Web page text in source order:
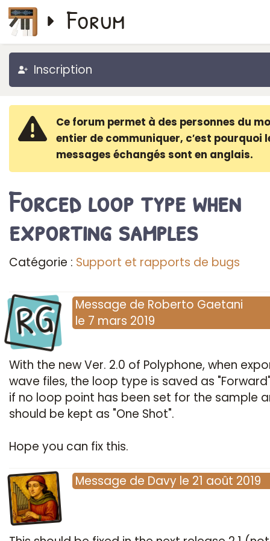
Forum
Inscription
Ce forum permet à des personnes du
entier de communiquer, c′est pourquoi
messages échangés sont en anglais.
Forced loop type when
exporting samples
Catégorie : Support et rapports de bugs
RG Message de Roberto Gaetani
le 7 mars 2019
With the new Ver. 2.0 of Polyphone, when
wave files, the loop type is saved as
if no loop point has been set for the sample
should be kept as "One Shot".
Hope you can fix this.
Message de Davy le 21 août 2019